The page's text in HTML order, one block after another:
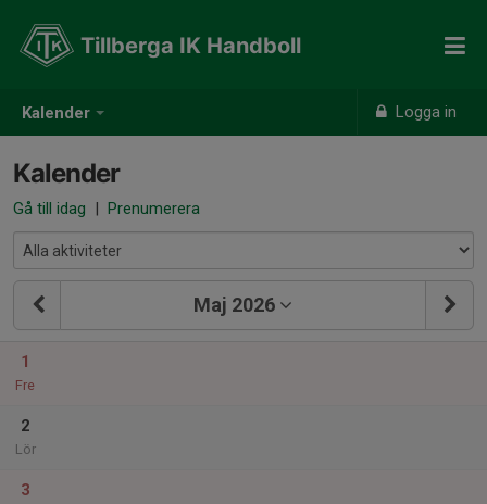
Kalender Logga in
Tillberga IK Handboll
Kalender
Gå till idag | Prenumerera
Maj 2026
1
Fre
2
Lör
3